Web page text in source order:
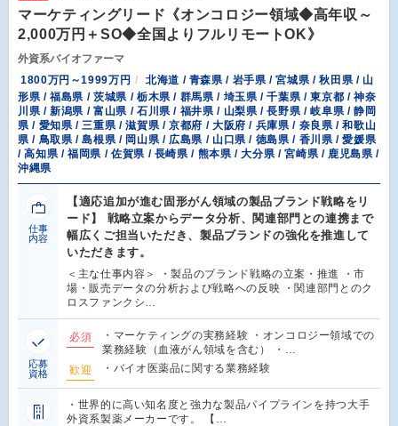
マーケティングリード《オンコロジー領域◆高年収～
2,000万円＋SO◆全国よりフルリモートOK》
外資系バイオファーマ
1800万円～1999万円
北海道 / 青森県 / 岩手県 / 宮城県 / 秋田県 / 山
形県 / 福島県 / 茨城県 / 栃木県 / 群馬県 / 埼玉県 / 千葉県 / 東京都 / 神奈
川県 / 新潟県 / 富山県 / 石川県 / 福井県 / 山梨県 / 長野県 / 岐阜県 / 静岡
県 / 愛知県 / 三重県 / 滋賀県 / 京都府 / 大阪府 / 兵庫県 / 奈良県 / 和歌山
県 / 鳥取県 / 島根県 / 岡山県 / 広島県 / 山口県 / 徳島県 / 香川県 / 愛媛県
/ 高知県 / 福岡県 / 佐賀県 / 長崎県 / 熊本県 / 大分県 / 宮崎県 / 鹿児島県 /
沖縄県
仕事
内容
【適応追加が進む固形がん領域の製品ブランド戦略をリ
ード】 戦略立案からデータ分析、関連部門との連携まで
幅広くご担当いただき、製品ブランドの強化を推進して
いただきます。
＜主な仕事内容＞ ・製品のブランド戦略の立案・推進 ・市
場・販売データの分析および戦略への反映 ・関連部門とのク
ロスファンクシ…
応募
資格
必須
・マーケティングの実務経験 ・オンコロジー領域での
業務経験（血液がん領域を含む） ・…
歓迎
・バイオ医薬品に関する業務経験
・世界的に高い知名度と強力な製品パイプラインを持つ大手
外資系製薬メーカーです。 【…